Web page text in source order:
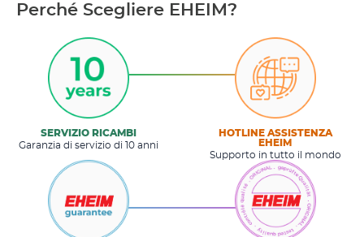
Perché Scegliere EHEIM?
SERVIZIO RICAMBI
Garanzia di servizio di 10 anni
HOTLINE ASSISTENZA
EHEIM
Supporto in tutto il mondo